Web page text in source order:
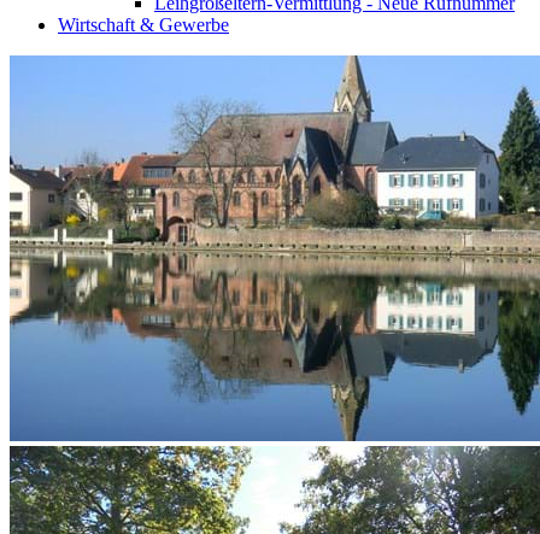
Wirtschaft & Gewerbe